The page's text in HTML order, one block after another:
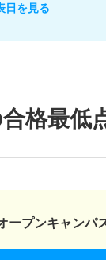
日を見る
格最低
ープンキャンパ